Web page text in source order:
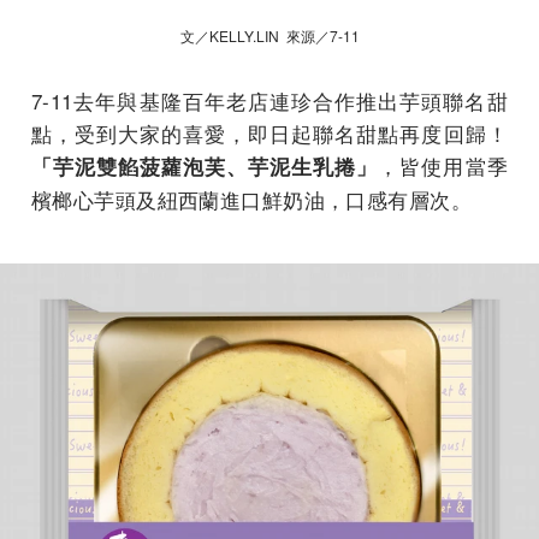
文／KELLY.LIN 來源／7-11
7-11去年與基隆百年老店連珍合作推出芋頭聯名甜
點，受到大家的喜愛，即日起聯名甜點再度回歸！
「芋泥雙餡菠蘿泡芙、芋泥生乳捲」
，皆使用當季
檳榔心芋頭及紐西蘭進口鮮奶油，口感有層次。